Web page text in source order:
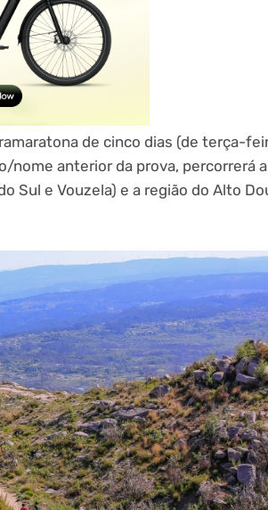
de cinco dias (de terça-
nome anterior da prova, percorrerá
Sul e Vouzela) e a região do Alto